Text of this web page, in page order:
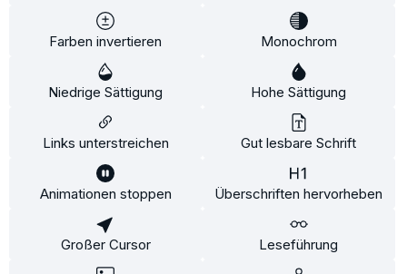
* Alle Preise inkl. gesetzl. Mehrwertsteuer zzgl.
und ggf. Nachnahmegebühren, wenn
Farben invertieren Monochrom
Niedrige Sättigung Hohe Sättigung
Links unterstreichen Gut lesbare Schrift
Animationen stoppen Überschriften hervorheben
Großer Cursor Leseführung
Diese Website verwendet Cookies, um eine bestmögliche
Erfahrung bieten zu können.
Mehr Informationen ...
Nur technisch notwendige